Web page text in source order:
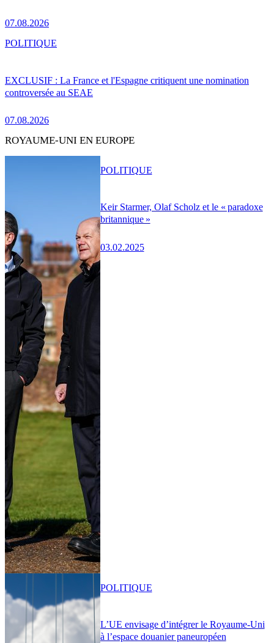
07.08.2026
EXCLUSIF : La France et l'Espagne critiquent une nomination
controversée au SEAE
07.08.2026
POLITIQUE
ROYAUME-UNI EN EUROPE
Keir Starmer, Olaf Scholz et le « paradoxe
britannique »
03.02.2025
POLITIQUE
L’UE envisage d’intégrer le Royaume-Uni
à l’espace douanier paneuropéen
POLITIQUE